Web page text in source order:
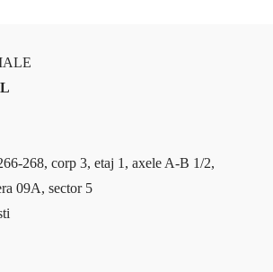
268, corp 3, etaj 1, axele A-B 1/2,
09A, sector 5